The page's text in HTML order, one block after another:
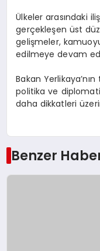
Ülkeler arasındaki
gerçekleşen üst
gelişmeler,
edilmeye devam
Bakan
politika ve
daha dikkatleri
Benzer